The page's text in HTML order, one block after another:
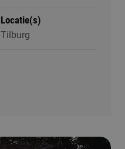
Locatie(s)
Tilburg